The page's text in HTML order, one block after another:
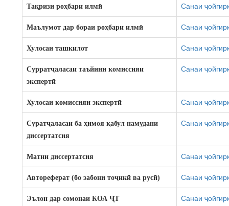
Тақризи роҳбари илмӣ Санаи
Маълумот дар бораи роҳбари илмӣ Санаи
Хулосаи ташкилот Санаи
Сурратҷаласаи таъйини комиссияи
экспертӣ
Санаи
Хулосаи комиссияи экспертӣ Санаи
Суратҷаласаи ба ҳимоя қабул намудани
диссертатсия
Санаи
Матни диссертатсия Санаи
Автореферат (бо забони тоҷикӣва русӣ) Санаи
Эълон дар сомонаи КОА ҶТ Санаи